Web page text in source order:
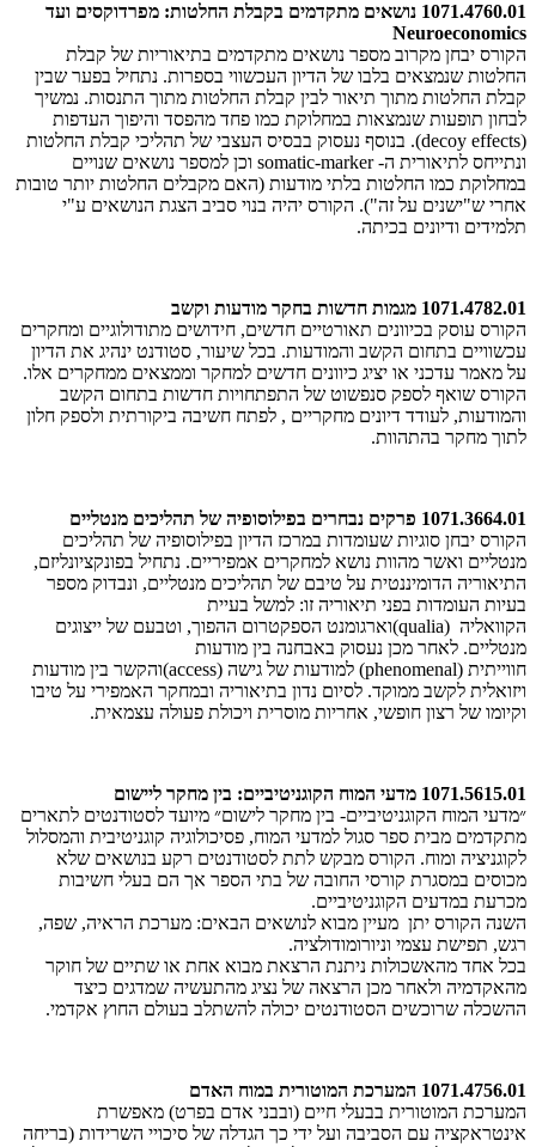
1071.4760.01 נושאים מתקדמים בקבלת החלטות: מפרדוקסים ועד
Neuroeconomics
הקורס יבחן מקרוב מספר נושאים מתקדמים בתיאוריות של קבלת
החלטות שנמצאים בלבו של הדיון העכשווי בספרות. נתחיל בפער שבין
קבלת החלטות מתוך תיאור לבין קבלת החלטות מתוך התנסות. נמשיך
לבחון תופעות שנמצאות במחלוקת כמו פחד מהפסד והיפוך העדפות
(decoy effects). בנוסף נעסוק בבסיס העצבי של תהליכי קבלת החלטות
ונתייחס לתיאורית ה- somatic-marker וכן למספר נושאים שנויים
במחלוקת כמו החלטות בלתי מודעות (האם מקבלים החלטות יותר טובות
אחרי ש"ישנים על זה"). הקורס יהיה בנוי סביב הצגת הנושאים ע"י
תלמידים ודיונים בכיתה.
1071.4782.01 מגמות חדשות בחקר מודעות וקשב
הקורס עוסק בכיוונים תאורטיים חדשים, חידושים מתודולוגיים ומחקרים
עכשוויים בתחום הקשב והמודעות. בכל שיעור, סטודנט ינהיג את הדיון
על מאמר עדכני או יציג כיוונים חדשים למחקר וממצאים ממחקרים אלו.
הקורס שואף לספק סנפשוט של התפתחויות חדשות בתחום הקשב
והמודעות, לעודד דיונים מחקריים , לפתח חשיבה ביקורתית ולספק חלון
לתוך מחקר בהתהוות.
1071.3664.01 פרקים נבחרים בפילוסופיה של תהליכים מנטליים
הקורס יבחן סוגיות שעומדות במרכז הדיון בפילוסופיה של תהליכים
מנטליים ואשר מהוות נושא למחקרים אמפיריים. נתחיל בפונקציונליזם,
התיאוריה הדומיננטית על טיבם של תהליכים מנטליים, ונבדוק מספר
בעיות העומדות בפני תיאוריה זו: למשל בעיית
הקוואליה (qualia)וארגומנט הספקטרום ההפוך, וטבעם של ייצוגים
מנטליים. לאחר מכן נעסוק באבחנה בין מודעות
חווייתית (phenomenal) למודעות של גישה (access)והקשר בין מודעות
ויזואלית לקשב ממוקד. לסיום נדון בתיאוריה ובמחקר האמפירי על טיבו
וקיומו של רצון חופשי, אחריות מוסרית ויכולת פעולה עצמאית.
1071.5615.01 מדעי המוח הקוגניטיביים: בין מחקר ליישום
״מדעי המוח הקוגניטיביים- בין מחקר לישום״ מיועד לסטודנטים לתארים
מתקדמים מבית ספר סגול למדעי המוח, פסיכולוגיה קוגניטיבית והמסלול
לקוגניציה ומוח. הקורס מבקש לתת לסטודנטים רקע בנושאים שלא
מכוסים במסגרת קורסי החובה של בתי הספר אך הם בעלי חשיבות
מכרעת במדעים הקוגניטיביים.
השנה הקורס יתן מעיין מבוא לנושאים הבאים: מערכת הראיה, שפה,
רגש, תפישת עצמי וניורומודולציה.
בכל אחד מהאשכולות ניתנת הרצאת מבוא אחת או שתיים של חוקר
מהאקדמיה ולאחר מכן הרצאה של נציג מהתעשיה שמדגים כיצד
ההשכלה שרוכשים הסטודנטים יכולה להשתלב בעולם החוץ אקדמי.
1071.4756.01 המערכת המוטורית במוח האדם
המערכת המוטורית בבעלי חיים (ובבני אדם בפרט) מאפשרת
אינטראקציה עם הסביבה ועל ידי כך הגדלה של סיכויי השרידות (בריחה